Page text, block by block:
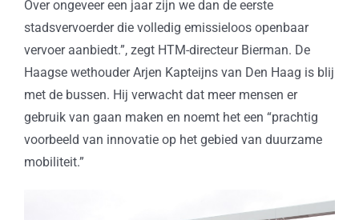
Over ongeveer een jaar zijn we dan de eerste
stadsvervoerder die volledig emissieloos openbaar
vervoer aanbiedt.”, zegt HTM-directeur Bierman. De
Haagse wethouder Arjen Kapteijns van Den Haag is blij
met de bussen. Hij verwacht dat meer mensen er
gebruik van gaan maken en noemt het een “prachtig
voorbeeld van innovatie op het gebied van duurzame
mobiliteit.”